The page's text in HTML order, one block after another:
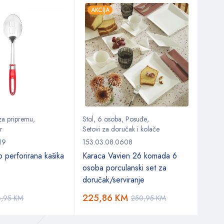
pripremu,
perforirana kašika
KM
AKCIJA
Stol, 6 osoba, Posuđe,
Setovi za doručak i kolače
153.03.08.0608
Karaca Vavien 26 komada 6
osoba porculanski set za
doručak/serviranje
250,95KM
225,86 KM